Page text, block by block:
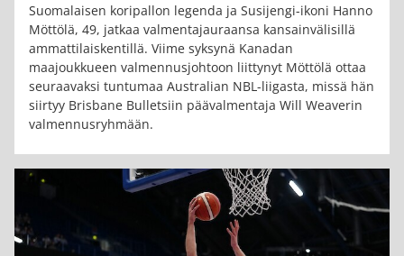
Suomalaisen koripallon legenda ja Susijengi-ikoni Hanno
Möttölä, 49, jatkaa valmentajauraansa kansainvälisillä
ammattilaiskentillä. Viime syksynä Kanadan
maajoukkueen valmennusjohtoon liittynyt Möttölä ottaa
seuraavaksi tuntumaa Australian NBL-liigasta, missä hän
siirtyy Brisbane Bulletsiin päävalmentaja Will Weaverin
valmennusryhmään.